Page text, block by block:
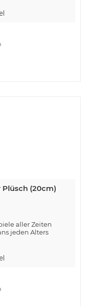
Plüsch (20cm)
aller Zeiten
jeden Alters